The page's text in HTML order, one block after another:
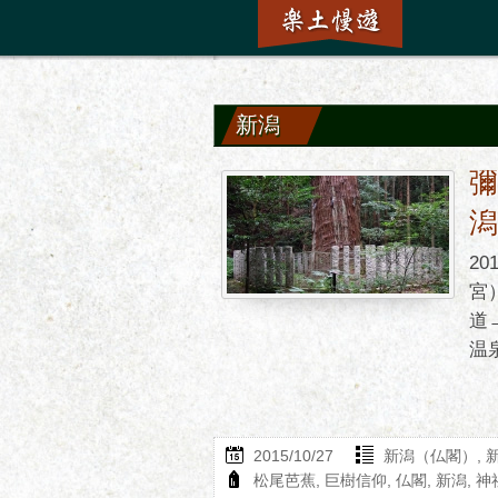
新潟
宮
道
温
2015/10/27 新潟（仏閣）
松尾芭蕉
巨樹信仰 仏閣 新潟 神